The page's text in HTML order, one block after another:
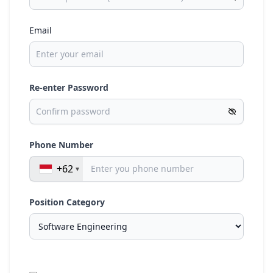
Email
Re-enter Password
Phone Number
+62
Position Category